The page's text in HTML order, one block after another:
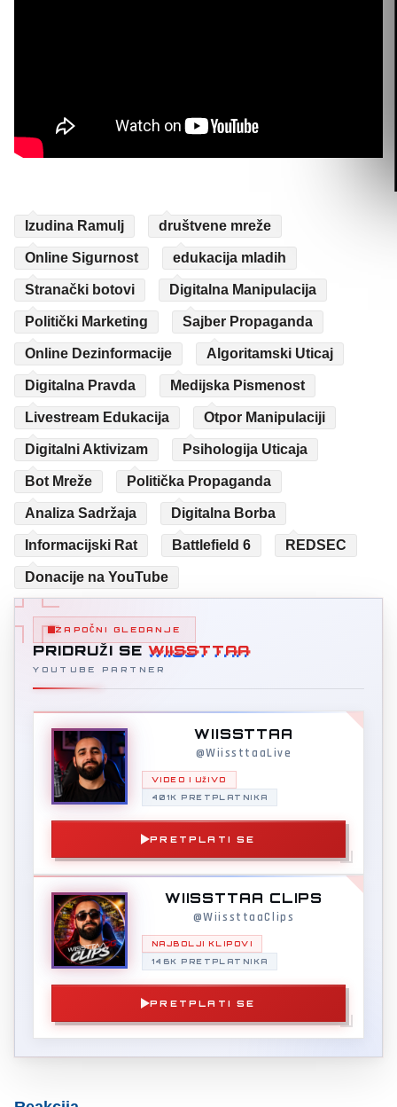
Izudina Ramulj društvene mreže
Online Sigurnost edukacija mladih
Stranački botovi Digitalna Manipulacija
Politički Marketing Sajber Propaganda
Online Dezinformacije Algoritamski Uticaj
Digitalna Pravda Medijska Pismenost
Livestream Edukacija Otpor Manipulaciji
Digitalni Aktivizam Psihologija Uticaja
Bot Mreže Politička Propaganda
Analiza Sadržaja Digitalna Borba
Informacijski Rat Battlefield 6 REDSEC
Donacije na YouTube
ZAPOČNI GLEDANJE
PRIDRUŽI SE WIISSTTAA
YOUTUBE PARTNER
WIISSTTAA
@WiissttaaLive
VIDEO I UŽIVO
401K PRETPLATNIKA
PRETPLATI SE
WIISSTTAA CLIPS
@WiissttaaClips
NAJBOLJI KLIPOVI
146K PRETPLATNIKA
PRETPLATI SE